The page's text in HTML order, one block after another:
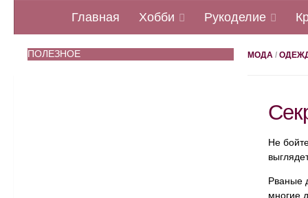
Главная Хобби Рукоделие
МОДА /
Не
Рваные
многие
ПОЛЕЗНОЕ